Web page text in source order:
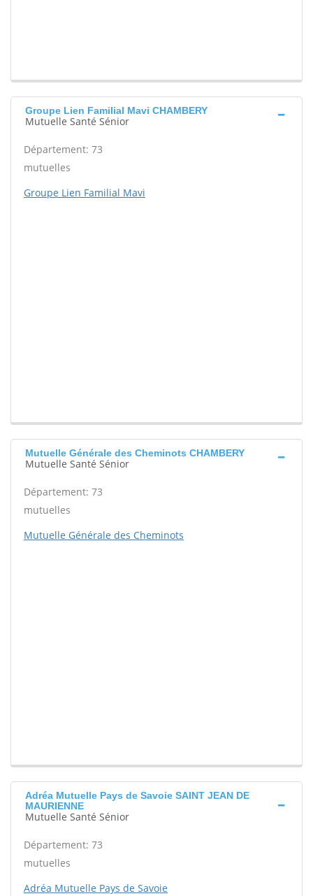
Groupe Lien Familial Mavi CHAMBERY
Mutuelle Santé Sénior
Département: 73
mutuelles
Groupe Lien Familial Mavi
Mutuelle Générale des Cheminots CHAMBERY
Mutuelle Santé Sénior
Département: 73
mutuelles
Mutuelle Générale des Cheminots
Adréa Mutuelle Pays de Savoie SAINT JEAN DE
MAURIENNE
Mutuelle Santé Sénior
Département: 73
mutuelles
Adréa Mutuelle Pays de Savoie